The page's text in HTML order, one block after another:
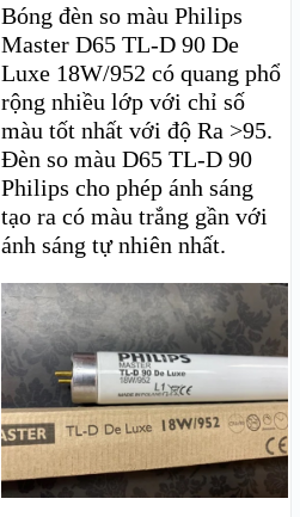
Bóng đèn so màu Philips
Master D65 TL-D 90 De
Luxe 18W/952 có quang phổ
rộng nhiều lớp với chỉ số
màu tốt nhất với độ Ra >95.
Đèn so màu D65 TL-D 90
Philips cho phép ánh sáng
tạo ra có màu trắng gần với
ánh sáng tự nhiên nhất.